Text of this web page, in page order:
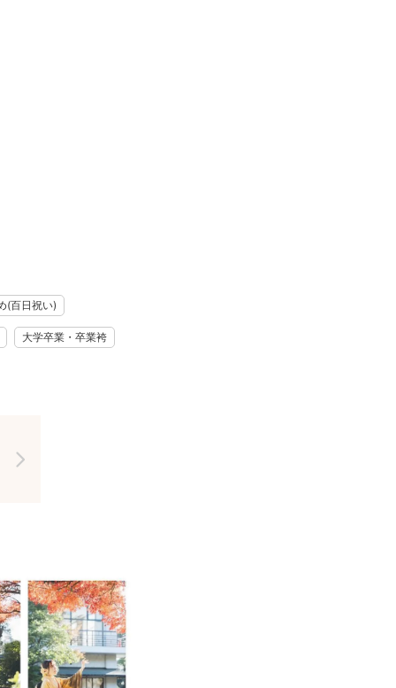
い出の色彩が豊かに
影することを大切に
🙌
(百日祝い)
大学卒業・卒業袴